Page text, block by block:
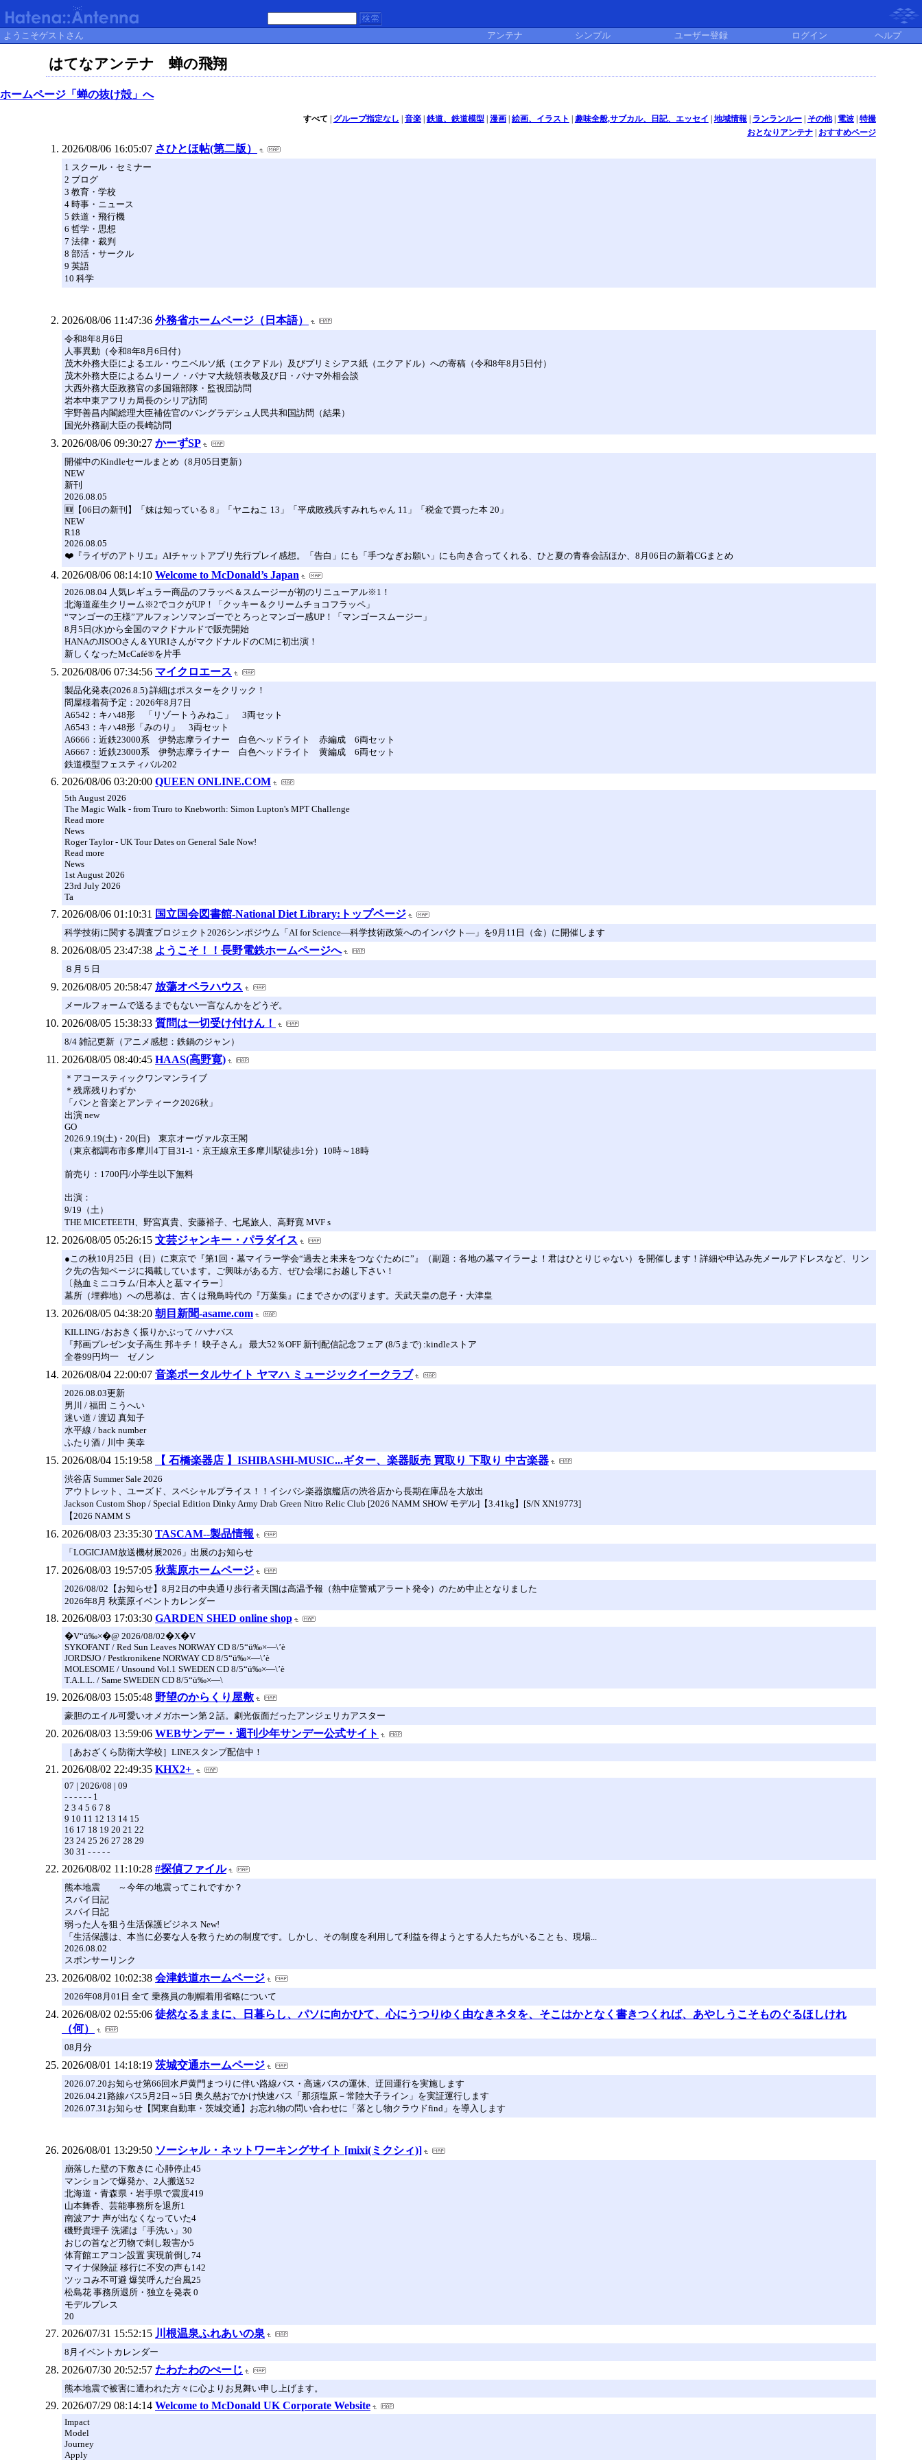
ようこそゲストさん アンテナ シンプル ユーザー登録 ログイン ヘルプ
はてなアンテナ 蝉の飛翔
ホームページ「蝉の抜け殻」へ
すべて グループ指定なし 音楽| 鉄道、鉄道模型| 漫画| 絵画、イラスト 趣味全般,サブカル、日記、エッセイ 地域情報 ランランルー| その他| 電波| 特撮
おとなりアンテナ| おすすめページ
2026/08/06 16:05:07 さひとほ帖(第二版）
1 スクール・セミナー
2 ブログ
3 教育・学校
4 時事・ニュース
5 鉄道・飛行機
6 哲学・思想
7 法律・裁判
8 部活・サークル
9 英語
10 科学
2026/08/06 11:47:36 外務省ホームページ（日本語）
令和8年8月6日
人事異動（令和8年8月6日付）
茂木外務大臣によるエル・ウニベルソ紙（エクアドル）及びプリミシアス紙（エクアドル）への寄稿（令和8年8月5日付）
茂木外務大臣によるムリーノ・パナマ大統領表敬及び日・パナマ外相会談
大西外務大臣政務官の多国籍部隊・監視団訪問
岩本中東アフリカ局長のシリア訪問
宇野善昌内閣総理大臣補佐官のバングラデシュ人民共和国訪問（結果）
国光外務副大臣の長崎訪問
2026/08/06 09:30:27 かーずSP
開催中のKindleセールまとめ（8月05日更新）
NEW
新刊
2026.08.05
🆕【06日の新刊】「妹は知っている 8」「ヤニねこ 13」「平成敗残兵すみれちゃん 11」「税金で買った本 20」
NEW
R18
2026.08.05
❤️『ライザのアトリエ』AIチャットアプリ先行プレイ感想。「告白」にも「手つなぎお願い」にも向き合ってくれる、ひと夏の青春会話ほか、8月06日の新着CGまとめ
2026/08/06 08:14:10 Welcome to McDonald’s Japan
2026.08.04 人気レギュラー商品のフラッペ＆スムージーが初のリニューアル※1！
北海道産生クリーム※2でコクがUP！「クッキー＆クリームチョコフラッペ」
“マンゴーの王様”アルフォンソマンゴーでとろっとマンゴー感UP！「マンゴースムージー」
8月5日(水)から全国のマクドナルドで販売開始
HANAのJISOOさん＆YURIさんがマクドナルドのCMに初出演！
新しくなったMcCafé®を片手
2026/08/06 07:34:56 マイクロエース
製品化発表(2026.8.5) 詳細はポスターをクリック！
問屋様着荷予定：2026年8月7日
A6542：キハ48形 「リゾートうみねこ」 3両セット
A6543：キハ48形「みのり」 3両セット
A6666：近鉄23000系 伊勢志摩ライナー 白色ヘッドライト 赤編成 6両セット
A6667：近鉄23000系 伊勢志摩ライナー 白色ヘッドライト 黄編成 6両セット
鉄道模型フェスティバル202
2026/08/06 03:20:00 QUEEN ONLINE.COM
5th August 2026
The Magic Walk - from Truro to Knebworth: Simon Lupton's MPT Challenge
Read more
News
Roger Taylor - UK Tour Dates on General Sale Now!
Read more
News
1st August 2026
23rd July 2026
Ta
2026/08/06 01:10:31 国立国会図書館-National Diet Library:トップページ
科学技術に関する調査プロジェクト2026シンポジウム「AI for Science―科学技術政策へのインパクト―」を9月11日（金）に開催します
2026/08/05 23:47:38 ようこそ！！長野電鉄ホームページへ
８月５日
2026/08/05 20:58:47 放蕩オペラハウス
メールフォームで送るまでもない一言なんかをどうぞ。
2026/08/05 15:38:33 質問は一切受け付けん！
8/4 雑記更新（アニメ感想：鉄鍋のジャン）
2026/08/05 08:40:45 HAAS(高野寛)
＊アコースティックワンマンライブ
＊残席残りわずか
「パンと音楽とアンティーク2026秋」
出演 new
GO
2026.9.19(土)・20(日) 東京オーヴァル京王閣
（東京都調布市多摩川4丁目31-1・京王線京王多摩川駅徒歩1分）10時～18時
前売り：1700円/小学生以下無料
出演：
9/19（土）
THE MICETEETH、野宮真貴、安藤裕子、七尾旅人、高野寛 MVF s
2026/08/05 05:26:15 文芸ジャンキー・パラダイス
●この秋10月25日（日）に東京で『第1回・墓マイラー学会“過去と未来をつなぐために”』（副題：各地の墓マイラーよ！君はひとりじゃない）を開催します！詳細や申込み先メールアドレスなど、リン
ク先の告知ページに掲載しています。ご興味がある方、ぜひ会場にお越し下さい！
〔熱血ミニコラム/日本人と墓マイラー〕
墓所（埋葬地）への思慕は、古くは飛鳥時代の『万葉集』にまでさかのぼります。天武天皇の息子・大津皇
2026/08/05 04:38:20 朝目新聞-asame.com
KILLING /おおきく振りかぶって /ハナバス
『邦画プレゼン女子高生 邦キチ！ 映子さん』 最大52％OFF 新刊配信記念フェア (8/5まで) :kindleストア
全巻99円均一 ゼノン
2026/08/04 22:00:07 音楽ポータルサイト ヤマハ ミュージックイークラブ
2026.08.03更新
男川 / 福田 こうへい
迷い道 / 渡辺 真知子
水平線 / back number
ふたり酒 / 川中 美幸
2026/08/04 15:19:58 【 石橋楽器店 】ISHIBASHI-MUSIC...ギター、楽器販売 買取り 下取り 中古楽器
渋谷店 Summer Sale 2026
アウトレット、ユーズド、スペシャルプライス！！イシバシ楽器旗艦店の渋谷店から長期在庫品を大放出
Jackson Custom Shop / Special Edition Dinky Army Drab Green Nitro Relic Club [2026 NAMM SHOW モデル]【3.41kg】[S/N XN19773]
【2026 NAMM S
2026/08/03 23:35:30 TASCAM--製品情報
「LOGICJAM放送機材展2026」出展のお知らせ
2026/08/03 19:57:05 秋葉原ホームページ
2026/08/02【お知らせ】8月2日の中央通り歩行者天国は高温予報（熱中症警戒アラート発令）のため中止となりました
2026年8月 秋葉原イベントカレンダー
2026/08/03 17:03:30 GARDEN SHED online shop
�V“ü‰×�@ 2026/08/02�X�V
SYKOFANT / Red Sun Leaves NORWAY CD 8/5“ü‰×—\’è
JORDSJO / Pestkronikene NORWAY CD 8/5“ü‰×—\’è
MOLESOME / Unsound Vol.1 SWEDEN CD 8/5“ü‰×—\’è
T.A.L.L. / Same SWEDEN CD 8/5“ü‰×—\
2026/08/03 15:05:48 野望のからくり屋敷
豪胆のエイル可愛いオメガホーン第２話。劇光仮面だったアンジェリカアスター
2026/08/03 13:59:06 WEBサンデー・週刊少年サンデー公式サイト
［あおざくら防衛大学校］LINEスタンプ配信中！
2026/08/02 22:49:35 KHX2+
07 | 2026/08 | 09
- - - - - - 1
2 3 4 5 6 7 8
9 10 11 12 13 14 15
16 17 18 19 20 21 22
23 24 25 26 27 28 29
30 31 - - - - -
2026/08/02 11:10:28 #探偵ファイル
熊本地震 ～今年の地震ってこれですか？
スパイ日記
スパイ日記
弱った人を狙う生活保護ビジネス New!
「生活保護は、本当に必要な人を救うための制度です。しかし、その制度を利用して利益を得ようとする人たちがいることも、現場...
2026.08.02
スポンサーリンク
2026/08/02 10:02:38 会津鉄道ホームページ
2026年08月01日 全て 乗務員の制帽着用省略について
2026/08/02 02:55:06 徒然なるままに、日暮らし、パソに向かひて、心にうつりゆく由なきネタを、そこはかとなく書きつくれば、あやしうこそものぐるほしけれ
（何）
08月分
2026/08/01 14:18:19 茨城交通ホームページ
2026.07.20お知らせ第66回水戸黄門まつりに伴い路線バス・高速バスの運休、迂回運行を実施します
2026.04.21路線バス5月2日～5日 奥久慈おでかけ快速バス「那須塩原－常陸大子ライン」を実証運行します
2026.07.31お知らせ【関東自動車・茨城交通】お忘れ物の問い合わせに「落とし物クラウドfind」を導入します
2026/08/01 13:29:50 ソーシャル・ネットワーキングサイト [mixi(ミクシィ)]
崩落した壁の下敷きに 心肺停止45
マンションで爆発か、2人搬送52
北海道・青森県・岩手県で震度419
山本舞香、芸能事務所を退所1
南波アナ 声が出なくなっていた4
磯野貴理子 洗濯は「手洗い」30
おじの首など刃物で刺し殺害か5
体育館エアコン設置 実現前倒し74
マイナ保険証 移行に不安の声も142
ツッコみ不可避 爆笑呼んだ台風25
松島花 事務所退所・独立を発表 0
モデルプレス
20
2026/07/31 15:52:15 川根温泉ふれあいの泉
8月イベントカレンダー
2026/07/30 20:52:57 たわたわのぺーじ
熊本地震で被害に遭われた方々に心よりお見舞い申し上げます。
2026/07/29 08:14:14 Welcome to McDonald UK Corporate Website
Impact
Model
Journey
Apply